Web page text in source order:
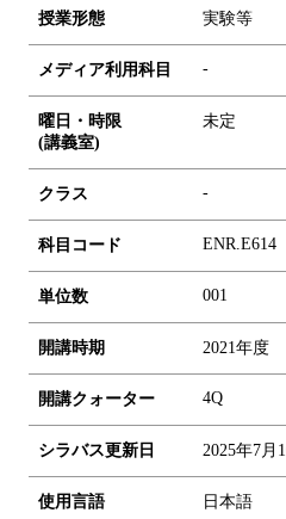
授業形態 実験等
メディア利用科目 -
曜日・時限
(講義室)
未定
クラス -
科目コード ENR.E614
単位数 001
開講時期 2021年度
開講クォーター 4Q
シラバス更新日 2025年7月
使用言語 日本語